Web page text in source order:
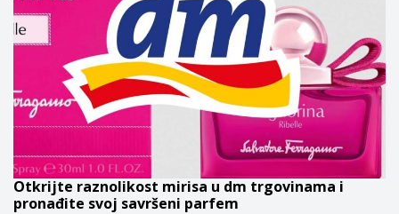
Otkrijte raznolikost mirisa u dm trgovinama i
pronađite svoj savršeni parfem